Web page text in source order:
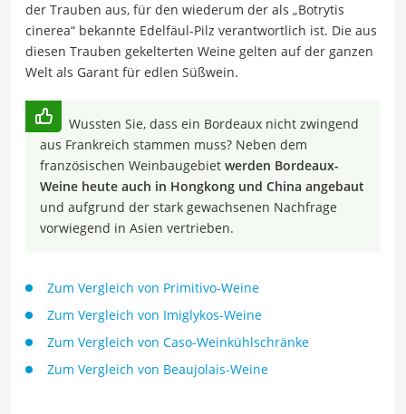
der Trauben aus, für den wiederum der als „Botrytis
cinerea“ bekannte Edelfäul-Pilz verantwortlich ist. Die aus
diesen Trauben gekelterten Weine gelten auf der ganzen
Welt als Garant für edlen Süßwein.
Wussten Sie, dass ein Bordeaux nicht zwingend
aus Frankreich stammen muss? Neben dem
französischen Weinbaugebiet werden Bordeaux-
Weine heute auch in Hongkong und China angebaut
und aufgrund der stark gewachsenen Nachfrage
vorwiegend in Asien vertrieben.
Zum Vergleich von Primitivo-Weine
Zum Vergleich von Imiglykos-Weine
Zum Vergleich von Caso-Weinkühlschränke
Zum Vergleich von Beaujolais-Weine